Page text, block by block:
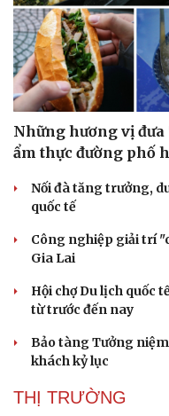
Những hương vị
ẩm thực đường phố
Nối đà tăng trưởng,
quốc tế
Công nghiệp giải trí
Gia Lai
Hội chợ Du lịch quốc
từ trước đến nay
Bảo tàng Tưởng
khách kỷ lục
THỊ TRƯỜNG